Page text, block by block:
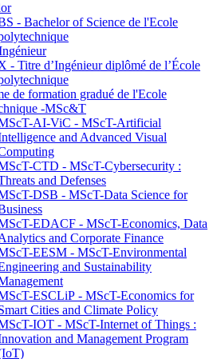
- Bachelor of Science de l'Ecole
- Titre d’Ingénieur diplômé de l’École
de formation gradué de l'Ecole
-MSc&T
AI-ViC - MScT-Artificial
and Advanced Visual
CTD - MScT-Cybersecurity :
and Defenses
DSB - MScT-Data Science for
EDACF - MScT-Economics, Data
and Corporate Finance
EESM - MScT-Environmental
and Sustainability
ESCLiP - MScT-Economics for
Cities and Climate Policy
IOT - MScT-Internet of Things :
and Management Program